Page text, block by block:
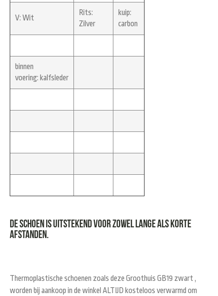
V: Wit
Rits:
Zilver
kuip:
carbon
binnen
voering: kalfsleder
De schoen is uitstekend voor zowel lange als korte
afstanden.
Thermoplastische schoenen zoals deze Groothuis GB19 zwart ,
worden bij aankoop in de winkel ALTIJD kosteloos verwarmd om